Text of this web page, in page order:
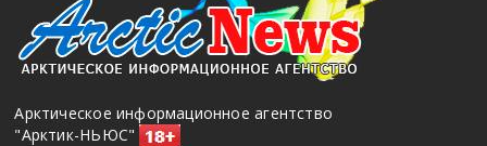
Арктическое информационное агентство
"Арктик-НЬЮС"